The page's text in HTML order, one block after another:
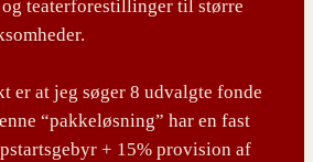
teaterforestillinger til større
er at jeg søger 8 udvalgte fonde
“pakkeløsning” har en fast
+ 15% provision af